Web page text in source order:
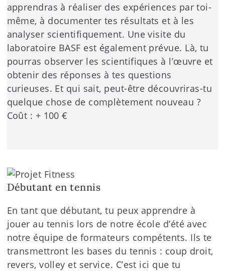
apprendras à réaliser des expériences par toi-
même, à documenter tes résultats et à les
analyser scientifiquement. Une visite du
laboratoire BASF est également prévue. Là, tu
pourras observer les scientifiques à l’œuvre et
obtenir des réponses à tes questions
curieuses. Et qui sait, peut-être découvriras-tu
quelque chose de complètement nouveau ?
Coût : + 100 €
Débutant en tennis
En tant que débutant, tu peux apprendre à
jouer au tennis lors de notre école d’été avec
notre équipe de formateurs compétents. Ils te
transmettront les bases du tennis : coup droit,
revers, volley et service. C’est ici que tu